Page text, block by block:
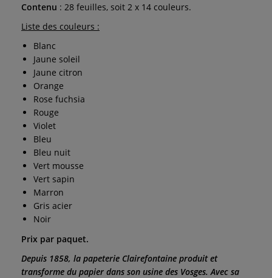
Contenu : 28 feuilles, soit 2 x 14 couleurs.
Liste des couleurs :
Blanc
Jaune soleil
Jaune citron
Orange
Rose fuchsia
Rouge
Violet
Bleu
Bleu nuit
Vert mousse
Vert sapin
Marron
Gris acier
Noir
Prix par paquet.
Depuis 1858, la papeterie Clairefontaine produit et
transforme du papier dans son usine des Vosges. Avec sa